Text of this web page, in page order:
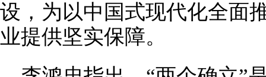
设，为以中国式现代化全面
业提供坚实保障。